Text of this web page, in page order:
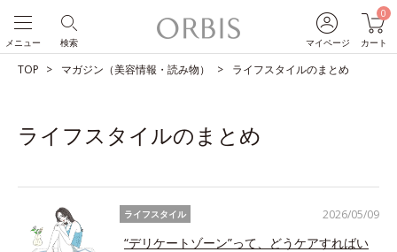
マイページ
0
カート
検索
メニュー
TOP マガジン（美容情報・読み物） ライフスタイルのまとめ
ライフスタイルのまとめ
2026/05/09
ライフスタイル
“デリケートゾーン”って、どうケアすればい